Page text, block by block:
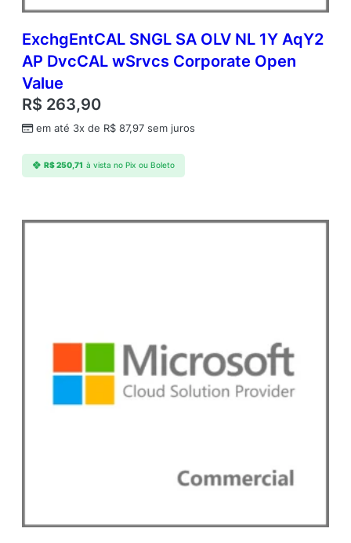
ExchgEntCAL SNGL SA OLV NL 1Y AqY2
AP DvcCAL wSrvcs Corporate Open
Value
R$ 263,90
em até 3x de R$ 87,97 sem juros
R$250,71 à vista no Pix ou Boleto